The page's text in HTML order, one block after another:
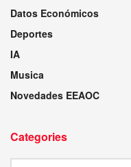
Datos Económicos
Deportes
IA
Musica
Novedades EEAOC
Categories